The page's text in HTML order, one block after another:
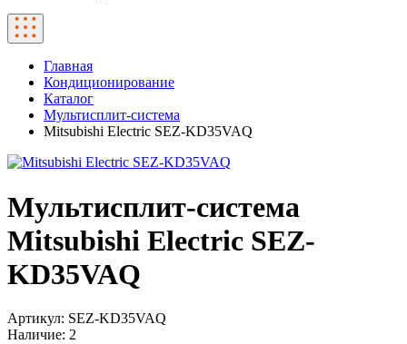
Главная
Кондиционирование
Каталог
Мультисплит-система
Mitsubishi Electric SEZ-KD35VAQ
Мультисплит-система
Mitsubishi Electric SEZ-
KD35VAQ
Артикул: SEZ-KD35VAQ
Наличие: 2